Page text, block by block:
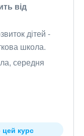
від
дітей -
школа.
середня
цей курс